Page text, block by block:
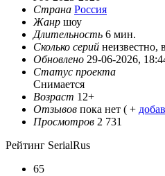
Страна Россия
Жанр шоу
Длительность 6 мин.
Сколько серий неизвестно,
Обновлено 29-06-2026,
Статус проекта
Снимается
Возраст 12+
Отзывов пока нет ( +
Просмотров 2 731
Рейтинг SerialRus
65